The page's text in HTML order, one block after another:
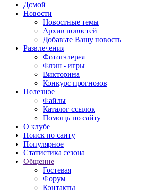
Домой
Новости
Новостные темы
Архив новостей
Добавьте Вашу новость
Развлечения
Фотогалерея
Флэш - игры
Викторина
Конкурс прогнозов
Полезное
Файлы
Каталог ссылок
Помощь по сайту
О клубе
Поиск по сайту
Популярное
Статистика сезона
Общение
Гостевая
Форум
Контакты